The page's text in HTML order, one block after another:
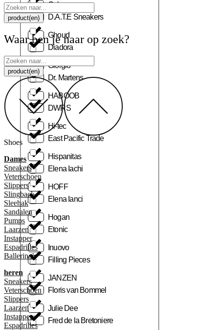
Gabor
Ghoud
Giorgio
HABOOB
Hi-tec
Hispanitas
HOFF
Hogan
Inuovo
JANZEN
Julie Dee
D.A.T.E Sneakers
Diadora
Dr. Martens
DWRS
East Pacific Trade
Elena Iachi
Elena Ianci
Etonic
Filling Pieces
Floris van Bommel
Fred de la Bretoniere
Search
...product(en)
Waar ben je naar op zoek?
Search
...product(en)
Shoes
Dames
Sneakers
Veterschoen
Slippers
Slingback
Sleehak
Sandalen
Pumps
Laarzen
Instapper
Espadrilles
Ballerina’s
heren
Sneakers
Veterschoen
Slippers
Laarzen
Instapper
Espadrilles